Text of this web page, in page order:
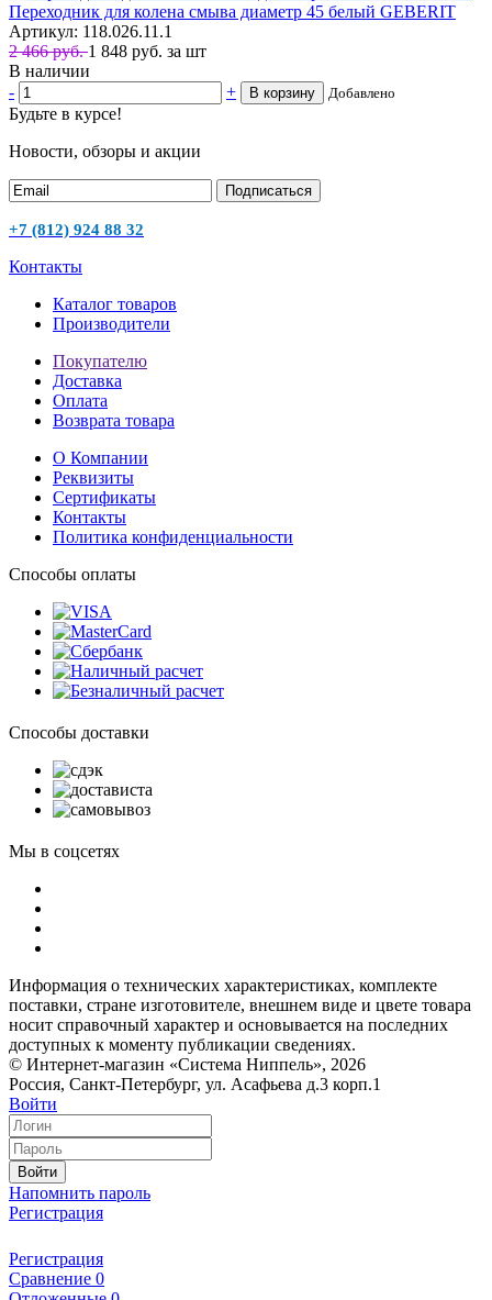
Переходник для колена смыва диаметр 45 белый GEBERIT
Артикул: 118.026.11.1
2 466 руб.1 848 руб. за шт
В наличии
-
+ В корзину Добавлено
Будьте в курсе!
Новости, обзоры и акции
Подписаться
+7 (812) 924 88 32
Контакты
Каталог товаров
Производители
Покупателю
Доставка
Оплата
Возврата товара
О Компании
Реквизиты
Сертификаты
Контакты
Политика конфиденциальности
Способы оплаты
Способы доставки
Мы в соцсетях
Информация о технических характеристиках, комплекте
поставки, стране изготовителе, внешнем виде и цвете товара
носит справочный характер и основывается на последних
доступных к моменту публикации сведениях.
© Интернет-магазин «Система Ниппель», 2026
Россия, Санкт-Петербург, ул. Асафьева д.3 корп.1
Войти
Войти
Напомнить пароль
Регистрация
Регистрация
Сравнение 0